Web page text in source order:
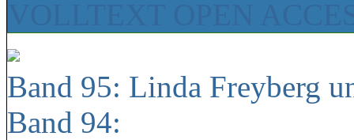
Band 95: Linda Freyberg
Band 94: